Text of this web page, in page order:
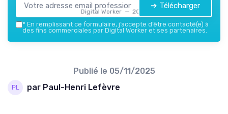
Digital Worker — 2026
➔ Télécharger
* En remplissant ce formulaire, j’accepte d’être contacté(e) à
des fins commerciales par Digital Worker et ses partenaires.
Publié le 05/11/2025
par Paul-Henri Lefèvre